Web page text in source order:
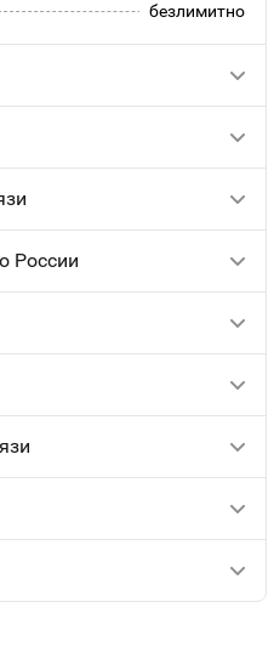
безлимитно
России